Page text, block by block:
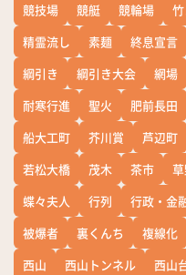
競技場
競艇 競輪場
精霊流し
素麺 終息宣言
綱引き
綱引き大会 網場
耐寒行進
聖火 肥前長田
船大工町
芥川賞 芦辺町
若松大橋
茂木 茶市
蝶々夫人
行列 行政・金
被爆者
裏くんち 複線化
西山
西山トンネル 西山